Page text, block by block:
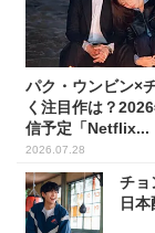
パク・ウンビン×
く注目作は？
信予定「Netflix...
2026.07.28
チョ
日